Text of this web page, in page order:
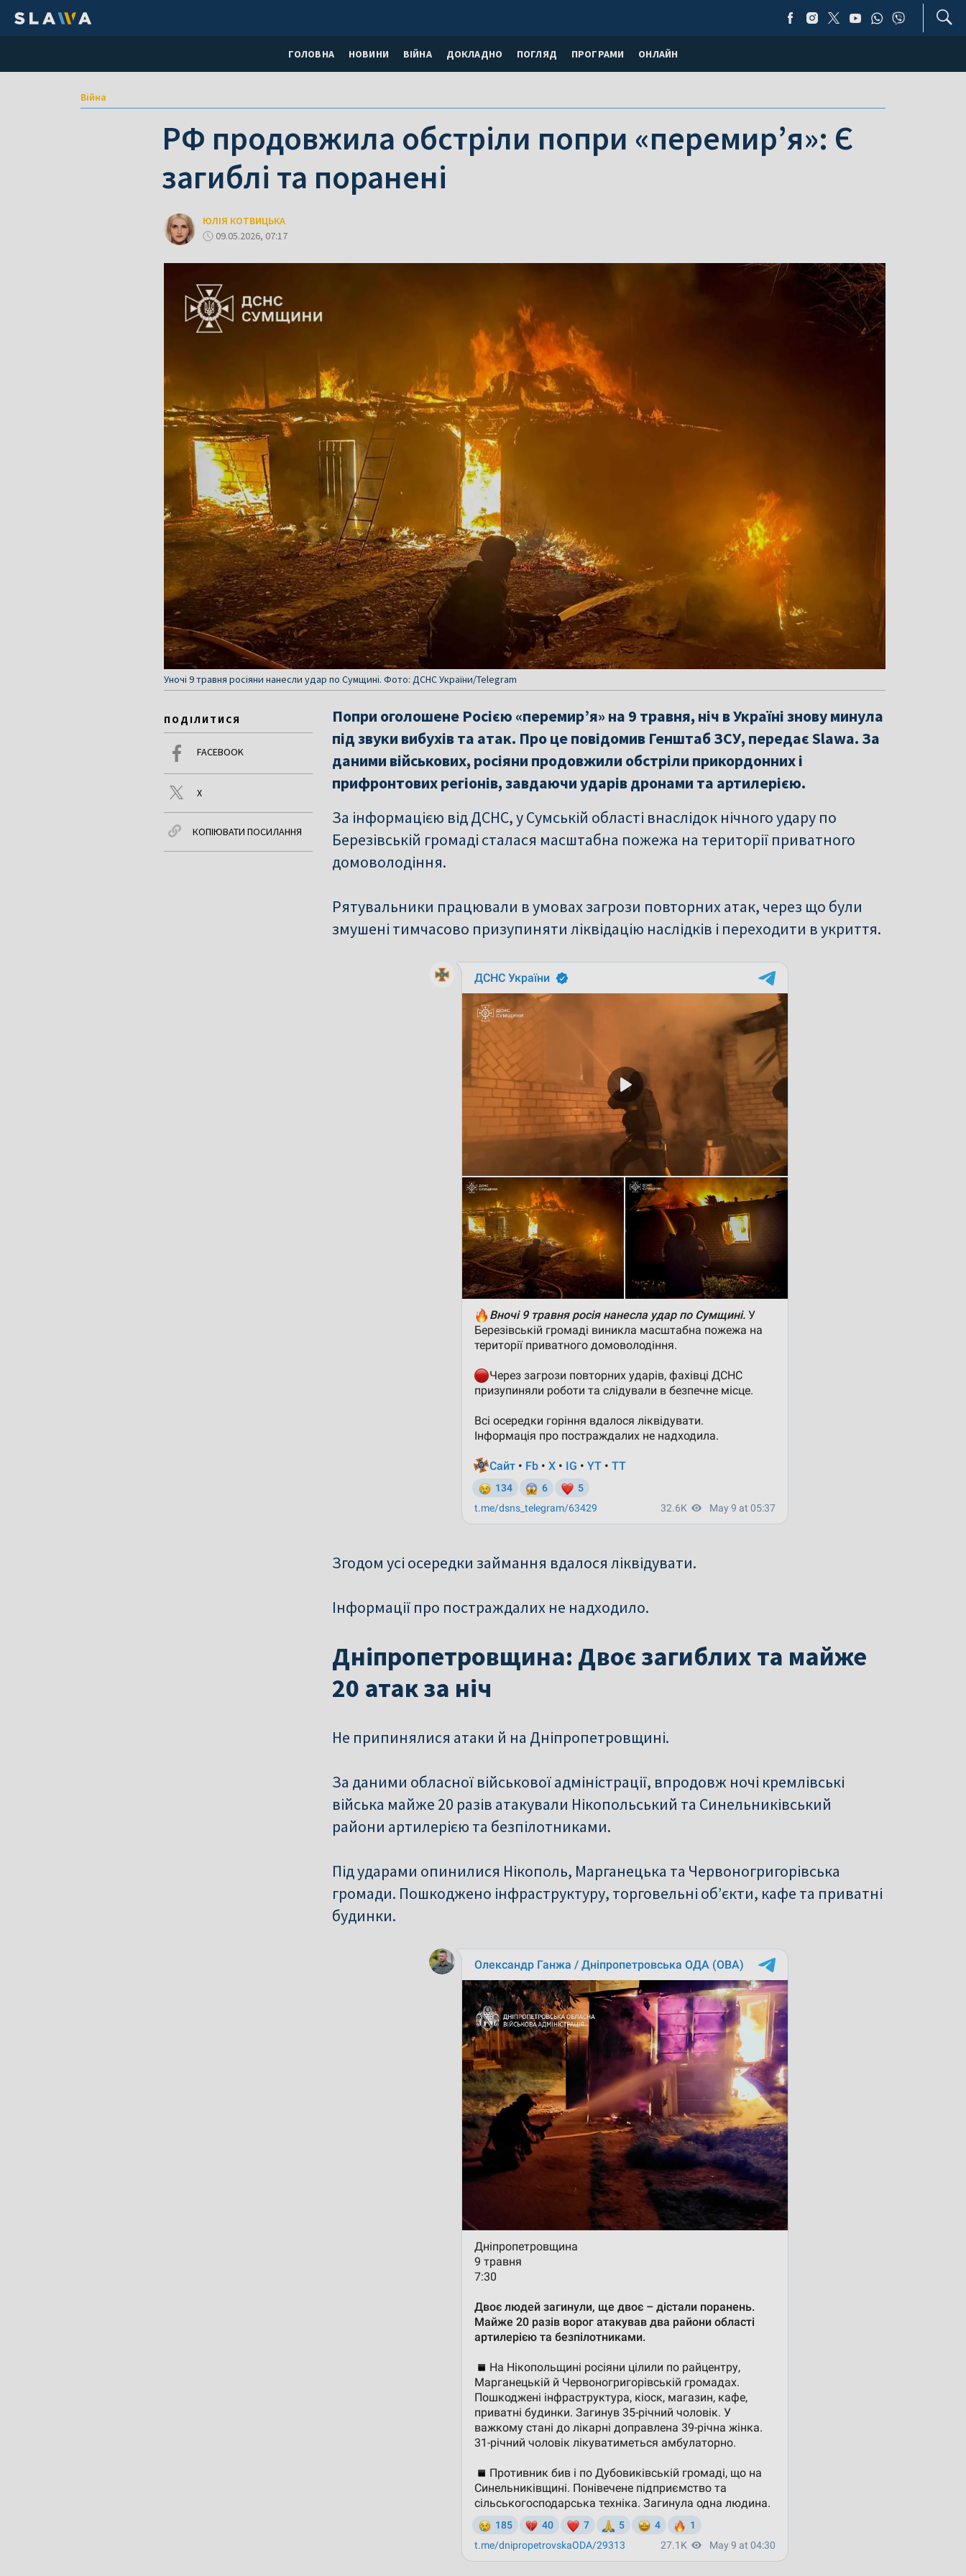
ГОЛОВНА НОВИНИ ВІЙНА ДОКЛАДНО ПОГЛЯД ПРОГРАМИ ОНЛАЙН
Війна
РФ продовжила обстріли попри «перемир’я»: Є
загиблі та поранені
ЮЛІЯ КОТВИЦЬКА
09.05.2026, 07:17
Уночі 9 травня росіяни нанесли удар по Сумщині. Фото: ДСНС України/Telegram
ПОДІЛИТИСЯ
FACEBOOK
X
КОПІЮВАТИ ПОСИЛАННЯ
Попри оголошене Росією «перемир’я» на 9 травня, ніч в Україні знову минула
під звуки вибухів та атак. Про це повідомив Генштаб ЗСУ, передає Slawa. За
даними військових, росіяни продовжили обстріли прикордонних і
прифронтових регіонів, завдаючи ударів дронами та артилерією.
За інформацією від ДСНС, у Сумській області внаслідок нічного удару по
Березівській громаді сталася масштабна пожежа на території приватного
домоволодіння.
Рятувальники працювали в умовах загрози повторних атак, через що були
змушені тимчасово призупиняти ліквідацію наслідків і переходити в укриття.
Згодом усі осередки займання вдалося ліквідувати.
Інформації про постраждалих не надходило.
Дніпропетровщина: Двоє загиблих та майже
20 атак за ніч
Не припинялися атаки й на Дніпропетровщині.
За даними обласної військової адміністрації, впродовж ночі кремлівські
війська майже 20 разів атакували Нікопольський та Синельниківський
райони артилерією та безпілотниками.
Під ударами опинилися Нікополь, Марганецька та Червоногригорівська
громади. Пошкоджено інфраструктуру, торговельні об’єкти, кафе та приватні
будинки.